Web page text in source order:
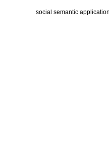
social semantic